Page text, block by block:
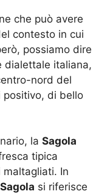
che può avere
contesto in cui
possiamo dire
dialettale italiana,
nord del
positivo, di bello
la Sagola
tipica
maltagliati. In
si riferisce